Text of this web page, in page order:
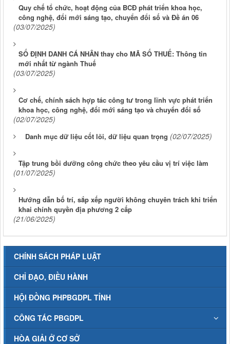
Quy chế tổ chức, hoạt động của BCĐ phát triển khoa học,
công nghệ, đổi mới sáng tạo, chuyển đổi số và Đề án 06
(03/07/2025)
SỐ ĐỊNH DANH CÁ NHÂN thay cho MÃ SỐ THUẾ: Thông tin
mới nhất từ ngành Thuế
(03/07/2025)
Cơ chế, chính sách hợp tác công tư trong lĩnh vực phát triển
khoa học, công nghệ, đổi mới sáng tạo và chuyển đổi số
(02/07/2025)
Danh mục dữ liệu cốt lõi, dữ liệu quan trọng (02/07/2025)
Tập trung bồi dưỡng công chức theo yêu cầu vị trí việc làm
(01/07/2025)
Hướng dẫn bố trí, sắp xếp người không chuyên trách khi triển
khai chính quyền địa phương 2 cấp
(21/06/2025)
CHÍNH SÁCH PHÁP LUẬT
CHỈ ĐẠO, ĐIỀU HÀNH
HỘI ĐỒNG PHPBGDPL TỈNH
CÔNG TÁC PBGDPL
HÒA GIẢI Ở CƠ SỞ